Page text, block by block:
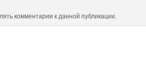
комментарии к данной публикации.